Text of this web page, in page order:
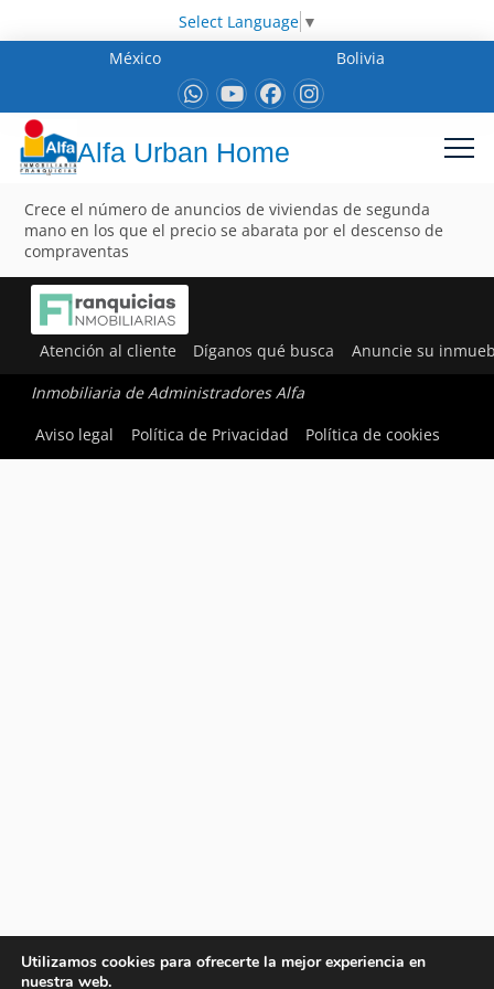
Select Language ▼
México
Bolivia
Alfa Urban Home
Crece el número de anuncios de viviendas de segunda
mano en los que el precio se abarata por el descenso de
compraventas
Atención al cliente Díganos qué busca Anuncie su
Inmobiliaria de Administradores Alfa
Aviso legal
Política de Privacidad Política de cookies
Utilizamos cookies para ofrecerte la mejor experiencia en
nuestra web.